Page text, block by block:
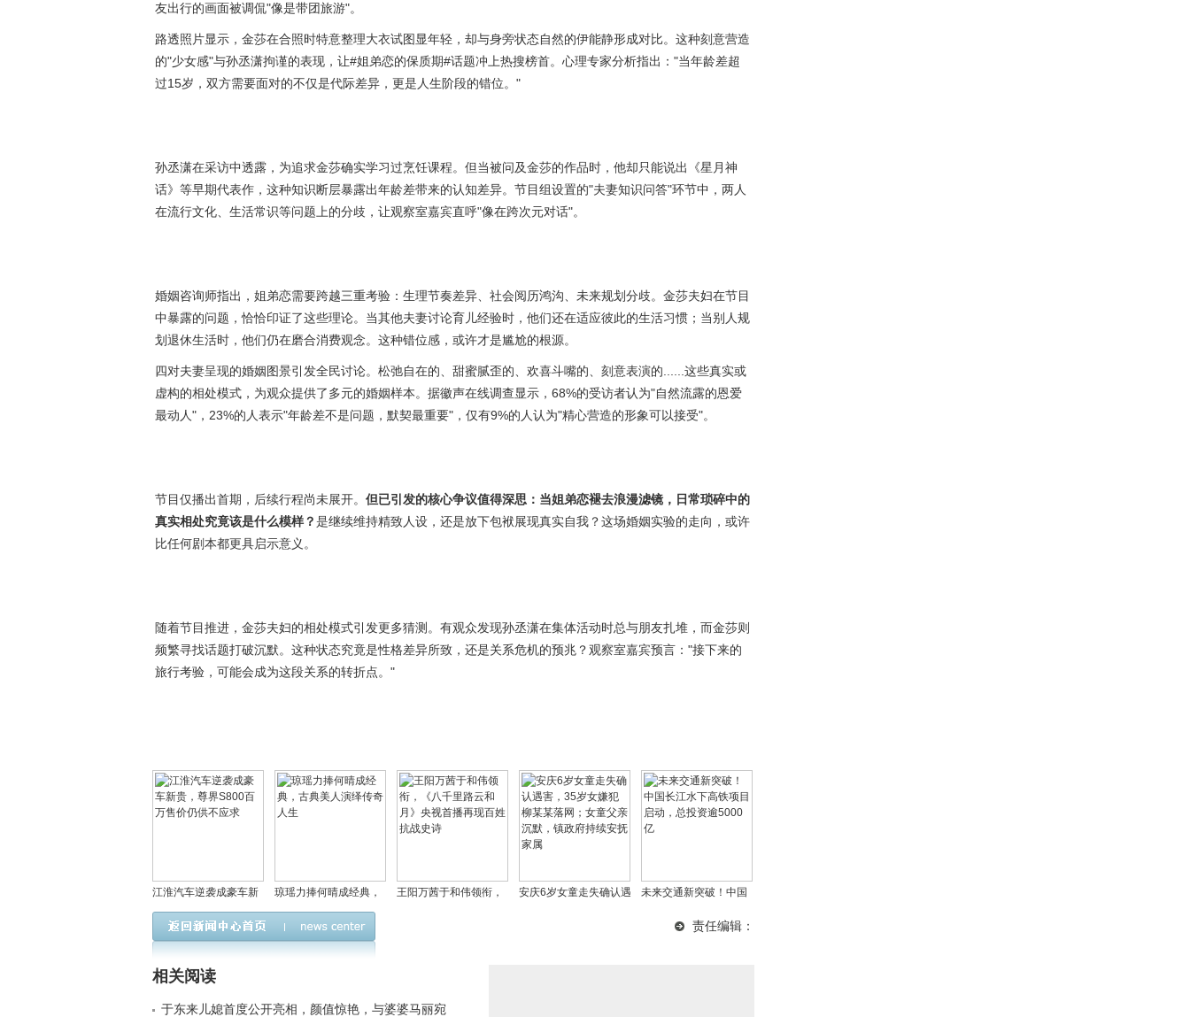
友出行的画面被调侃"像是带团旅游"。
路透照片显示，金莎在合照时特意整理大衣试图显年轻，却与身旁状态自然的伊能静形成对比。这种刻意营造
的"少女感"与孙丞潇拘谨的表现，让#姐弟恋的保质期#话题冲上热搜榜首。心理专家分析指出："当年龄差超
过15岁，双方需要面对的不仅是代际差异，更是人生阶段的错位。"
孙丞潇在采访中透露，为追求金莎确实学习过烹饪课程。但当被问及金莎的作品时，他却只能说出《星月神
话》等早期代表作，这种知识断层暴露出年龄差带来的认知差异。节目组设置的"夫妻知识问答"环节中，两人
在流行文化、生活常识等问题上的分歧，让观察室嘉宾直呼"像在跨次元对话"。
婚姻咨询师指出，姐弟恋需要跨越三重考验：生理节奏差异、社会阅历鸿沟、未来规划分歧。金莎夫妇在节目
中暴露的问题，恰恰印证了这些理论。当其他夫妻讨论育儿经验时，他们还在适应彼此的生活习惯；当别人规
划退休生活时，他们仍在磨合消费观念。这种错位感，或许才是尴尬的根源。
四对夫妻呈现的婚姻图景引发全民讨论。松弛自在的、甜蜜腻歪的、欢喜斗嘴的、刻意表演的......这些真实或
虚构的相处模式，为观众提供了多元的婚姻样本。据徽声在线调查显示，68%的受访者认为"自然流露的恩爱
最动人"，23%的人表示"年龄差不是问题，默契最重要"，仅有9%的人认为"精心营造的形象可以接受"。
节目仅播出首期，后续行程尚未展开。 但已引发的核心争议值得深思：当姐弟恋褪去浪漫滤镜，日常琐碎中的
真实相处究竟该是什么模样？是继续维持精致人设，还是放下包袱展现真实自我？这场婚姻实验的走向，或许
比任何剧本都更具启示意义。
随着节目推进，金莎夫妇的相处模式引发更多猜测。有观众发现孙丞潇在集体活动时总与朋友扎堆，而金莎则
频繁寻找话题打破沉默。这种状态究竟是性格差异所致，还是关系危机的预兆？观察室嘉宾预言："接下来的
旅行考验，可能会成为这段关系的转折点。"
江淮汽车逆袭成豪车新
贵，尊界S800百万售价
仍供不应求
琼瑶力捧何晴成经典，
古典美人演绎传奇人生
王阳万茜于和伟领衔，
安庆6岁女童走失确认遇
未来交通新突破！中国
动，总投资逾5000亿
责任编辑：
相关阅读
于东来儿媳首度公开亮相，颜值惊艳，与婆婆马丽宛